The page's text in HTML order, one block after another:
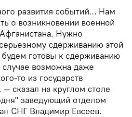
развития событий… Нам
о возникновении военной
Нужно
сдерживанию этой
готовы к сдерживанию
возможна даже
то из государств
сказал на круглом столе
заведующий отделом
СНГ Владимир Евсеев.